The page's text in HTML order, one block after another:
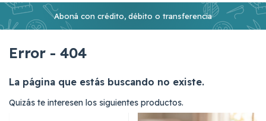
Aboná con crédito, débito o transferencia
Error - 404
La página que estás buscando no existe.
Quizás te interesen los siguientes productos.